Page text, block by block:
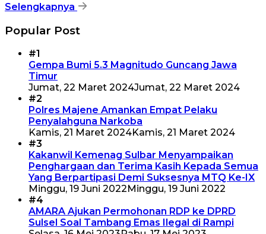
Selengkapnya
Popular Post
#1
Gempa Bumi 5.3 Magnitudo Guncang Jawa
Timur
Jumat, 22 Maret 2024Jumat, 22 Maret 2024
#2
Polres Majene Amankan Empat Pelaku
Penyalahguna Narkoba
Kamis, 21 Maret 2024Kamis, 21 Maret 2024
#3
Kakanwil Kemenag Sulbar Menyampaikan
Penghargaan dan Terima Kasih Kepada Semua
Yang Berpartipasi Demi Suksesnya MTQ Ke-IX
Minggu, 19 Juni 2022 Minggu, 19 Juni 2022
#4
AMARA Ajukan Permohonan RDP ke DPRD
Sulsel Soal Tambang Emas Ilegal di Rampi